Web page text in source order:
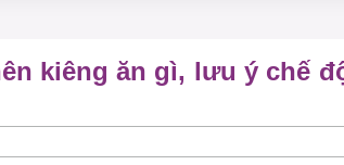
kiêng ăn gì, lưu ý chế